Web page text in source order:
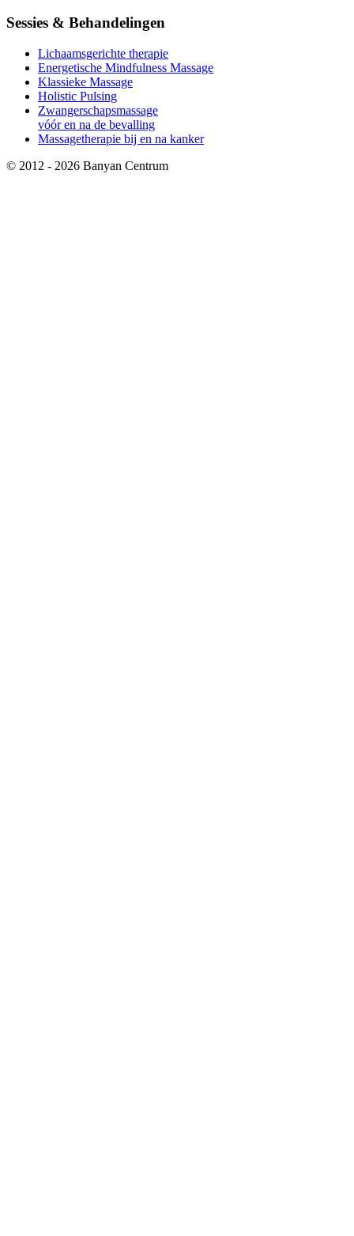
Sessies & Behandelingen
Lichaamsgerichte therapie
Energetische Mindfulness Massage
Klassieke Massage
Holistic Pulsing
Zwangerschapsmassage
vóór en na de bevalling
Massagetherapie bij en na kanker
© 2012 - 2026 Banyan Centrum